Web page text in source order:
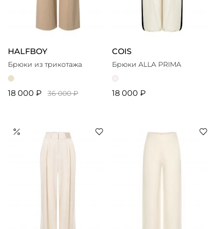
HALFBOY
Брюки из трикотажа
18 000 ₽ 36 000 ₽
COIS
Брюки ALLA PRIMA
18 000 ₽